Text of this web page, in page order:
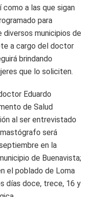
a las que sigan
para
diversos municipios de
a cargo del doctor
brindando
que lo soliciten.
Eduardo
de Salud
al ser entrevistado
será
en la
de Buenavista;
el poblado de Loma
días doce, trece, 16 y